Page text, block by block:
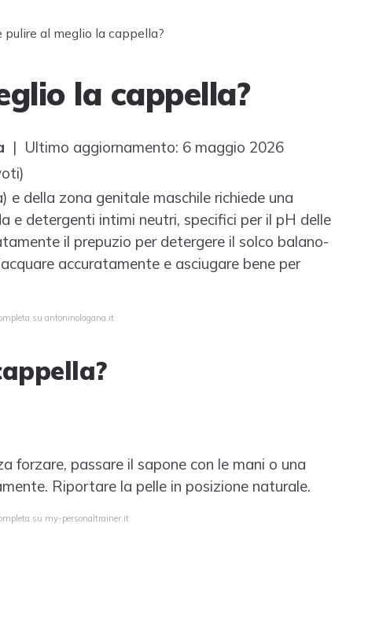
pulire al meglio la cappella?
la cappella?
| Ultimo aggiornamento: 6 maggio 2026
)
della zona genitale maschile richiede una
e detergenti intimi neutri, specifici per il pH delle
il prepuzio per detergere il solco balano-
accuratamente e asciugare bene per
su antoninolagana.it
forzare, passare il sapone con le mani o una
Riportare la pelle in posizione naturale.
su my-personaltrainer.it